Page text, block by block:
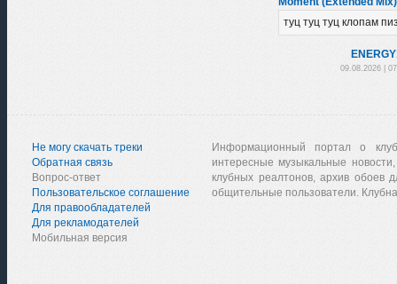
туц туц туц клопам
09.08.2026 |
Не могу скачать треки
Обратная связь
Вопрос-ответ
Пользовательское соглашение
Для правообладателей
Для рекламодателей
Мобильная версия
Информационный портал о
интересные музыкальные
клубных реалтонов, архив обоев
общительные пользователи.